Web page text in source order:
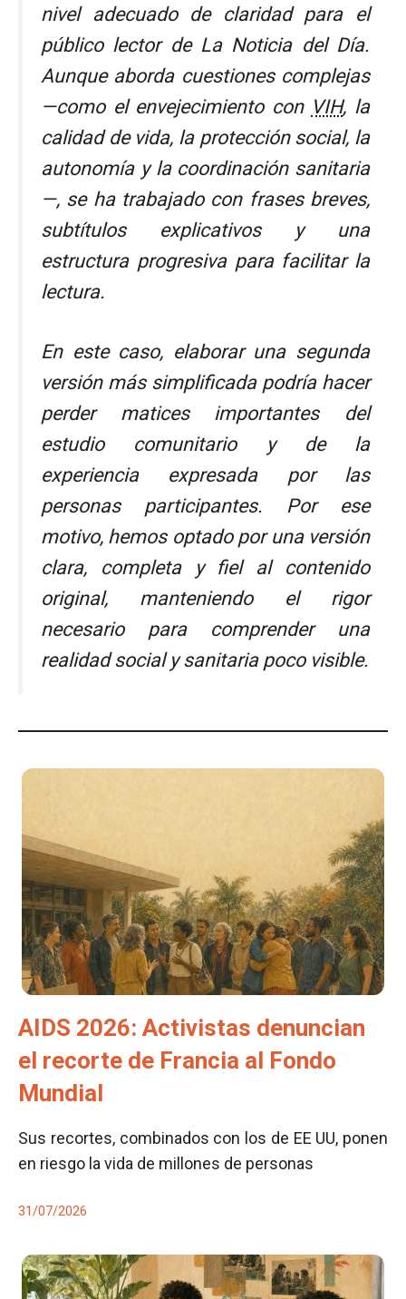
nivel adecuado de claridad para el
público lector de La Noticia del Día.
Aunque aborda cuestiones complejas
—como el envejecimiento con VIH, la
calidad de vida, la protección social, la
autonomía y la coordinación sanitaria
—, se ha trabajado con frases breves,
subtítulos explicativos y una
estructura progresiva para facilitar la
lectura.
En este caso, elaborar una segunda
versión más simplificada podría hacer
perder matices importantes del
estudio comunitario y de la
experiencia expresada por las
personas participantes. Por ese
motivo, hemos optado por una versión
clara, completa y fiel al contenido
original, manteniendo el rigor
necesario para comprender una
realidad social y sanitaria poco visible.
AIDS 2026: Activistas denuncian
el recorte de Francia al Fondo
Mundial
Sus recortes, combinados con los de EE UU, ponen
en riesgo la vida de millones de personas
31/07/2026